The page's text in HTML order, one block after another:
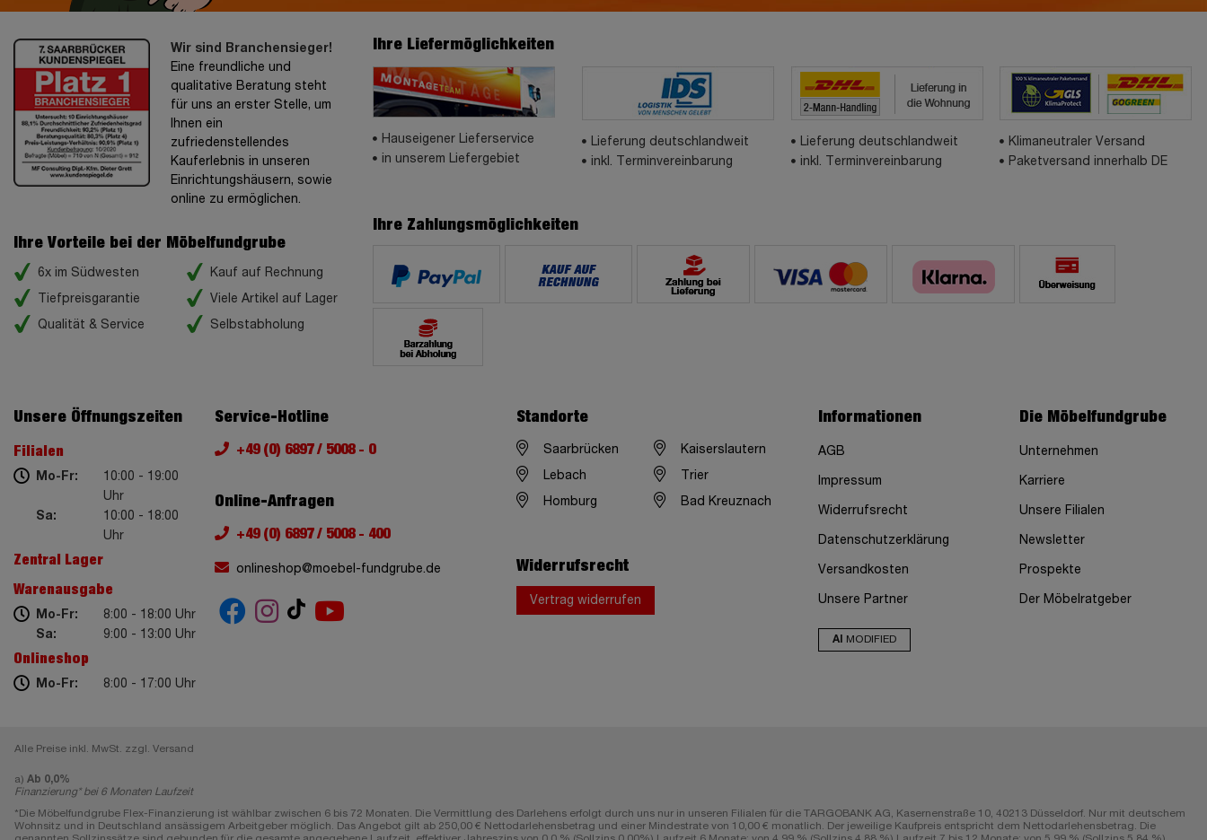
Wir sind Branchensieger!
Eine freundliche und
qualitative Beratung steht
für uns an erster Stelle, um
Ihnen ein
zufriedenstellendes
Kauferlebnis in unseren
Einrichtungshäusern, sowie
online zu ermöglichen.
Ihre Vorteile bei der Möbelfundgrube
6x im Südwesten
Tiefpreisgarantie
Qualität & Service
Kauf auf Rechnung
Viele Artikel auf Lager
Selbstabholung
Ihre Liefermöglichkeiten
Hauseigener Lieferservice
in unserem Liefergebiet
Lieferung deutschlandweit
inkl. Terminvereinbarung
Lieferung deutschlandweit
inkl. Terminvereinbarung
Klimaneutraler Versand
Paketversand innerhalb DE
Ihre Zahlungsmöglichkeiten
Unsere Öffnungszeiten
Filialen
Mo-Fr:
10:00 - 19:00
Uhr
Sa:
10:00 - 18:00
Uhr
Zentral Lager
Warenausgabe
Mo-Fr:
8:00 - 18:00 Uhr
Sa:
9:00 - 13:00 Uhr
Onlineshop
Mo-Fr: 8:00 - 17:00 Uhr
Service-Hotline
+49 (0) 6897 / 5008 - 0
Online-Anfragen
+49 (0) 6897 / 5008 - 400
onlineshop@moebel-fundgrube.de
Standorte
Saarbrücken Kaiserslautern
Lebach Trier
Homburg Bad Kreuznach
Widerrufsrecht
Vertrag widerrufen
Informationen
AGB
Impressum
Widerrufsrecht
Datenschutzerklärung
Versandkosten
Unsere Partner
AI MODIFIED
Die Möbelfundgrube
Unternehmen
Karriere
Unsere Filialen
Newsletter
Prospekte
Der Möbelratgeber
Alle Preise inkl. MwSt. zzgl. Versand
a) Ab 0,0%
Finanzierung* bei 6 Monaten Laufzeit
*Die Möbelfundgrube Flex-Finanzierung ist wählbar zwischen 6 bis 72 Monaten. Die Vermittlung des Darlehens erfolgt durch uns nur in unseren Filialen für die TARGOBANK AG, Kasernenstraße 10, 40213 Düsseldorf. Nur mit deutschem
Wohnsitz und in Deutschland ansässigem Arbeitgeber möglich. Das Angebot gilt ab 250,00 € Nettodarlehensbetrag und einer Mindestrate von 10,00 € monatlich. Der jeweilige Kaufpreis entspricht dem Nettodarlehensbetrag. Die